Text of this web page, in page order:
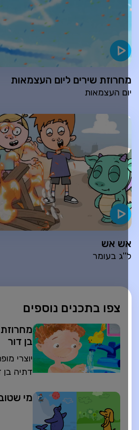
צפו בתכנים נוספים
מחרוזת
בן דור
יוצרי מופת
דתיה בן דור
מי שטוב
שירים ליום העצמאות
העצמאות
אש
בעומר